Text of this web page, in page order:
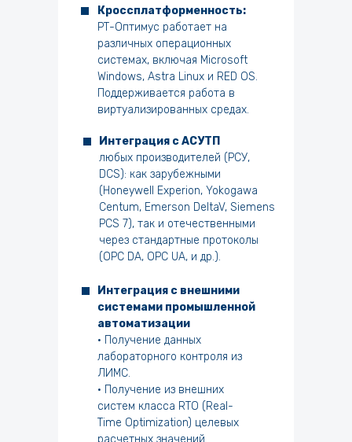
Кроссплатформенность:
РТ-Оптимус работает на
различных операционных
системах, включая Microsoft
Windows, Astra Linux и RED OS.
Поддерживается работа в
виртуализированных средах.
Интеграция с АСУТП
любых производителей (РСУ,
DCS): как зарубежными
(Honeywell Experion, Yokogawa
Centum, Emerson DeltaV, Siemens
PCS 7), так и отечественными
через стандартные протоколы
(OPC DA, OPC UA, и др.).
Интеграция с внешними
системами промышленной
автоматизации
• Получение данных
лабораторного контроля из
ЛИМС.
• Получение из внешних
систем класса RTO (Real-
Time Optimization) целевых
расчетных значений